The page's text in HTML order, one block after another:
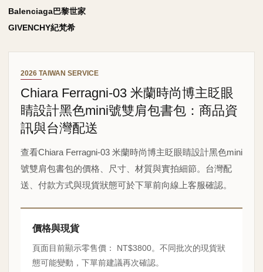
Balenciaga巴黎世家
GIVENCHY紀梵希
2026 TAIWAN SERVICE
Chiara Ferragni-03 米蘭時尚博主眨眼
睛設計黑色mini號雙肩包書包：商品資
訊與台灣配送
查看Chiara Ferragni-03 米蘭時尚博主眨眼睛設計黑色mini
號雙肩包書包的價格、尺寸、材質與實拍細節。台灣配
送、付款方式與現貨狀態可於下單前向線上客服確認。
價格與現貨
頁面目前顯示零售價： NT$3800。不同批次的現貨狀
態可能變動，下單前建議再次確認。